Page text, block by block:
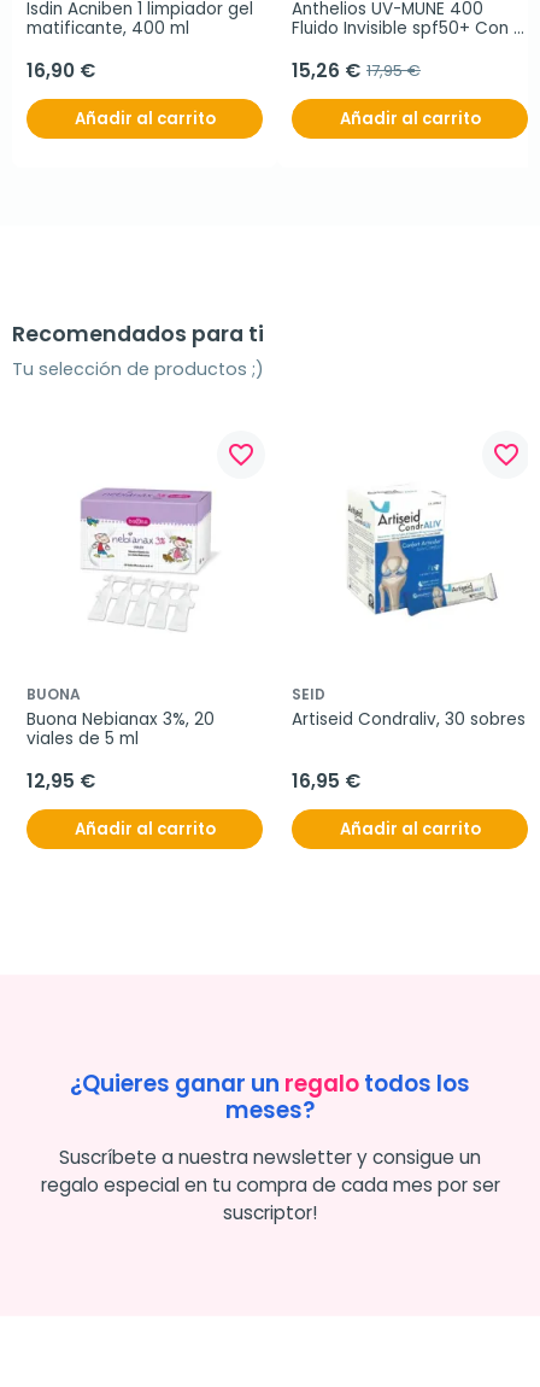
Isdin Acniben 1 limpiador gel
matificante, 400 ml
16,90 €
Añadir al carrito
Anthelios UV-MUNE 400
Fluido Invisible spf50+ Con
15,26 € 17,95 €
Añadir al carrito
Recomendados para ti
Tu selección de productos ;)
favorite_border
BUONA
Buona Nebianax 3%, 20
viales de 5 ml
12,95 €
Añadir al carrito
favorite_border
SEID
Artiseid Condraliv, 30 sobres
16,95 €
Añadir al carrito
¿Quieres ganar un regalotodos los
meses?
Suscríbete a nuestra newsletter y consigue un
regalo especial en tu compra de cada mes por ser
suscriptor!